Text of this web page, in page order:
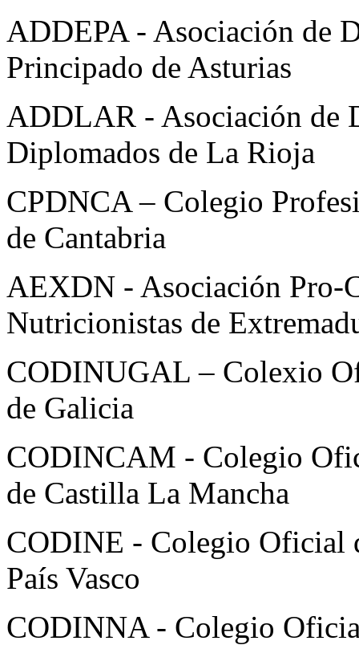
ADDEPA - Asociación de
Principado de Asturias
ADDLAR - Asociación de
Diplomados de La Rioja
CPDNCA – Colegio
de Cantabria
AEXDN - Asociación Pro-
Nutricionistas de
CODINUGAL – Colexio
de Galicia
CODINCAM - Colegio
de Castilla La Mancha
CODINE - Colegio Oficial
País Vasco
CODINNA - Colegio